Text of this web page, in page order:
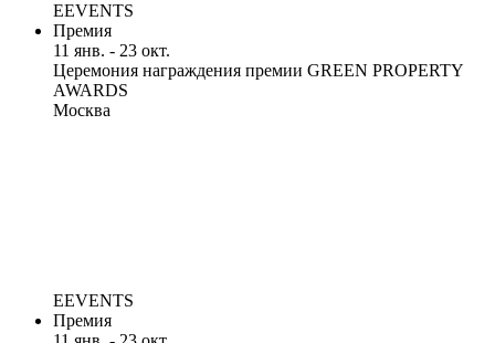
EEVENTS
Премия
11 янв. - 23 окт.
Церемония награждения премии GREEN PROPERTY
AWARDS
Москва
EEVENTS
Премия